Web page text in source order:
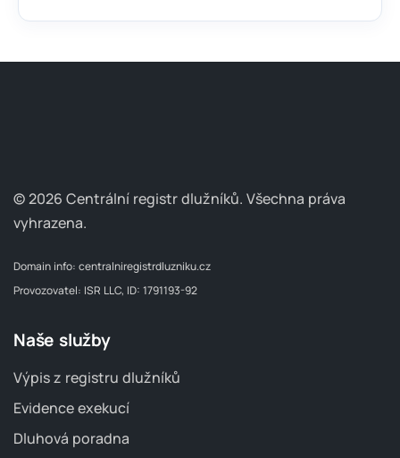
© 2026 Centrální registr dlužníků. Všechna práva
vyhrazena.
Domain info: centralniregistrdluzniku.cz
Provozovatel: ISR LLC, ID: 1791193-92
Naše služby
Výpis z registru dlužníků
Evidence exekucí
Dluhová poradna